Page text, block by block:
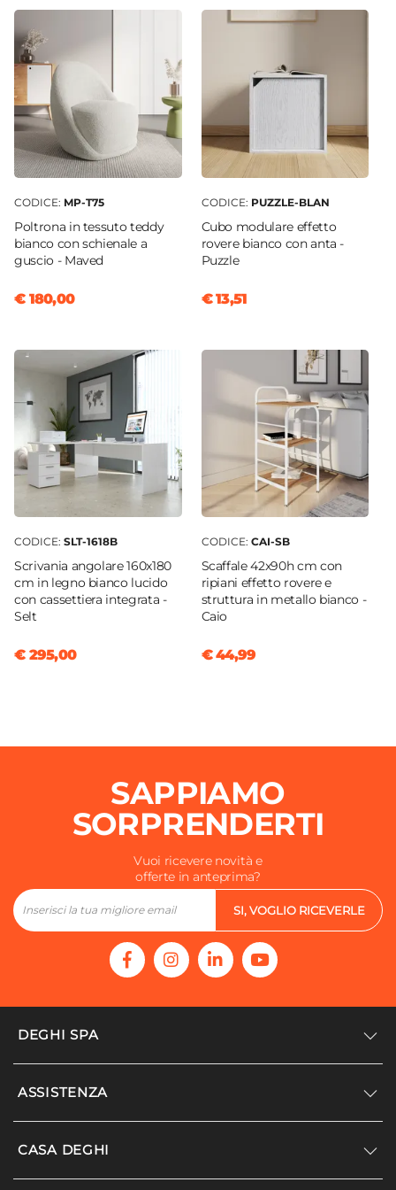
CODICE: MP-T75
Poltrona in tessuto teddy
bianco con schienale a
guscio - Maved
€ 180,00
CODICE: PUZZLE-BLAN
Cubo modulare effetto
rovere bianco con anta -
Puzzle
€ 13,51
CODICE: SLT-1618B
Scrivania angolare 160x180
cm in legno bianco lucido
con cassettiera integrata -
Selt
€ 295,00
CODICE: CAI-SB
Scaffale 42x90h cm con
ripiani effetto rovere e
struttura in metallo bianco -
Caio
€ 44,99
SAPPIAMO
SORPRENDERTI
Vuoi ricevere novità e
offerte in anteprima?
SI, VOGLIO RICEVERLE
DEGHI SPA
Accedi/Registrati
ASSISTENZA
Supporto
CASA DEGHI